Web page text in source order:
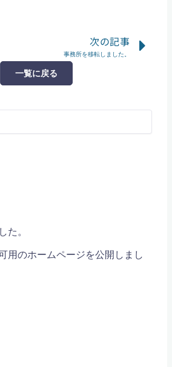
次の記事
事務所を移転しました。
一覧に戻る
た。
用のホームページを公開しまし